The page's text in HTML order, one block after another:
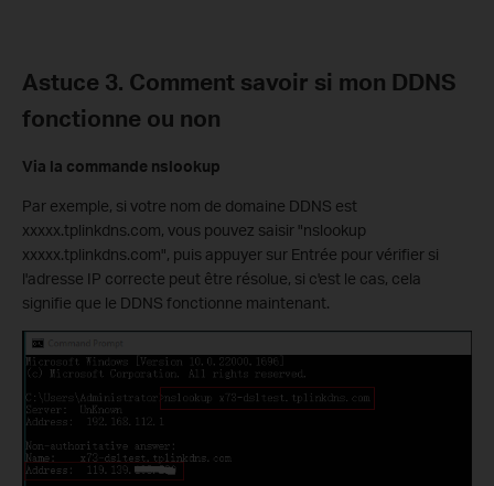
Astuce 3. Comment savoir si mon DDNS
fonctionne ou non
Via la commande nslookup
Par exemple, si votre nom de domaine DDNS est
xxxxx.tplinkdns.com, vous pouvez saisir "nslookup
xxxxx.tplinkdns.com", puis appuyer sur Entrée pour vérifier si
l'adresse IP correcte peut être résolue, si c'est le cas, cela
signifie que le DDNS fonctionne maintenant.